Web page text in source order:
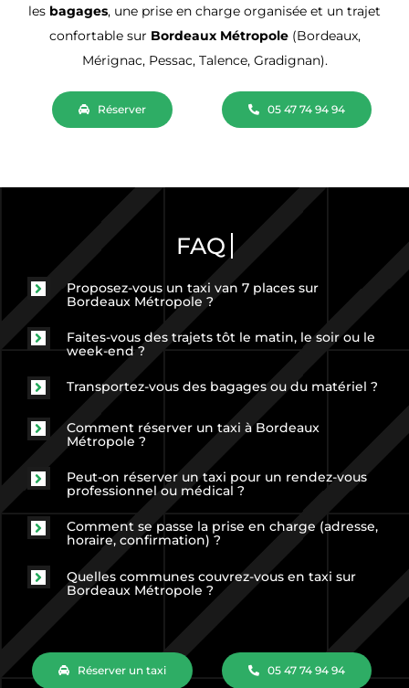
les bagages, une prise en charge organisée et un trajet
confortable sur Bordeaux Métropole(Bordeaux,
Mérignac, Pessac, Talence, Gradignan).
Réserver 05 47 74 94 94
Proposez-vous un taxi van 7 places sur
Bordeaux Métropole ?
Faites-vous des trajets tôt le matin, le soir ou le
week-end ?
Transportez-vous des bagages ou du matériel ?
Comment réserver un taxi à Bordeaux
Métropole ?
Peut-on réserver un taxi pour un rendez-vous
professionnel ou médical ?
Comment se passe la prise en charge (adresse,
horaire, confirmation) ?
Quelles communes couvrez-vous en taxi sur
Bordeaux Métropole ?
Réserver un taxi 05 47 74 94 94